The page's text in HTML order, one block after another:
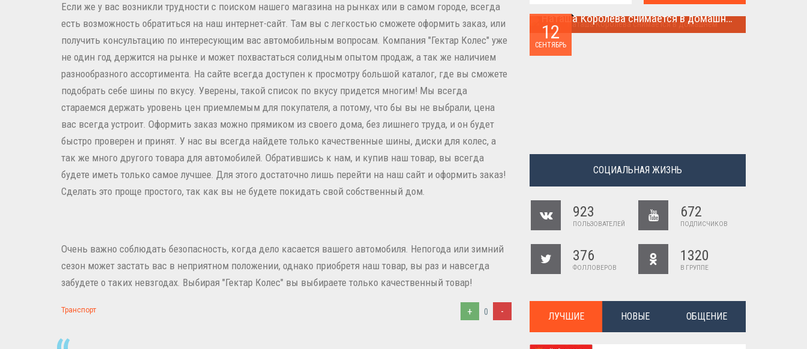
Если же у вас возникли трудности с поиском нашего магазина на рынках или в самом городе, всегда
есть возможность обратиться на наш интернет-сайт. Там вы с легкостью сможете оформить заказ, или
получить консультацию по интересующим вас автомобильным вопросам. Компания "Гектар Колес" уже
не один год держится на рынке и может похвастаться солидным опытом продаж, а так же наличием
разнообразного ассортимента. На сайте всегда доступен к просмотру большой каталог, где вы сможете
подобрать себе шины по вкусу. Уверены, такой список по вкусу придется многим! Мы всегда
стараемся держать уровень цен приемлемым для покупателя, а потому, что бы вы не выбрали, цена
вас всегда устроит. Оформить заказ можно прямиком из своего дома, без лишнего труда, и он будет
быстро проверен и принят. У нас вы всегда найдете только качественные шины, диски для колес, а
так же много другого товара для автомобилей. Обратившись к нам, и купив наш товар, вы всегда
будете иметь только самое лучшее. Для этого достаточно лишь перейти на наш сайт и оформить заказ!
Сделать это проще простого, так как вы не будете покидать свой собственный дом.
Очень важно соблюдать безопасность, когда дело касается вашего автомобиля. Непогода или зимний
сезон может застать вас в неприятном положении, однако приобретя наш товар, вы раз и навсегда
забудете о таких невзгодах. Выбирая "Гектар Колес" вы выбираете только качественный товар!
Транспорт + 0 -
12
СЕНТЯБРЬ
Наташа Королева снимается в домашнем
Наташа Королева снимается в домашнем ...
СОЦИАЛЬНАЯ ЖИЗНЬ
923
ПОЛЬЗОВАТЕЛЕЙ
672
ПОДПИСЧИКОВ
376
ФОЛЛОВЕРОВ
1320
В ГРУППЕ
ЛУЧШИЕ НОВЫЕ ОБЩЕНИЕ